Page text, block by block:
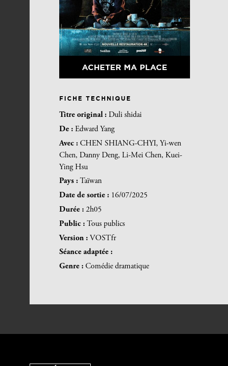
ACHETER MA PLACE
FICHE TECHNIQUE
Titre original : Duli shidai
De : Edward Yang
Avec : CHEN SHIANG-CHYI, Yi-wen
Chen, Danny Deng, Li-Mei Chen, Kuei-
Ying Hsu
Pays : Taïwan
Date de sortie : 16/07/2025
Durée : 2h05
Public : Tous publics
Version : VOSTfr
Séance adaptée :
Genre : Comédie dramatique